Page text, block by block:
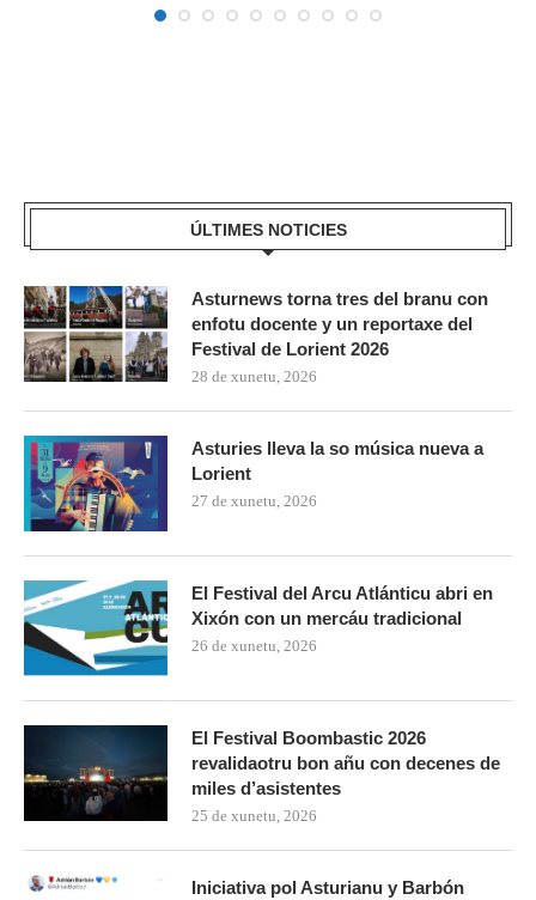
ÚLTIMES NOTICIES
Asturnews torna tres del branu con
enfotu docente y un reportaxe del
Festival de Lorient 2026
28 de xunetu, 2026
Asturies lleva la so música nueva a
Lorient
27 de xunetu, 2026
El Festival del Arcu Atlánticu abri en
Xixón con un mercáu tradicional
26 de xunetu, 2026
El Festival Boombastic 2026
revalidaotru bon añu con decenes de
miles d’asistentes
25 de xunetu, 2026
Iniciativa pol Asturianu y Barbón